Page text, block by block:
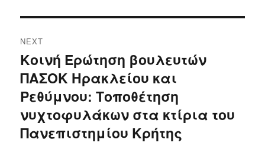
NEXT
Next
post:
Κοινή Ερώτηση βουλευτών
ΠΑΣΟΚ Ηρακλείου και
Ρεθύμνου: Τοποθέτηση
νυχτοφυλάκων στα κτίρια του
Πανεπιστημίου Κρήτης